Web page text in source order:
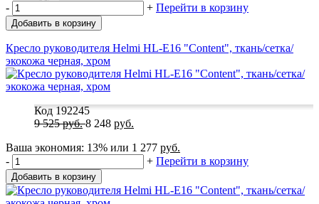
-
+ Перейти в корзину
Добавить в корзину
Кресло руководителя Helmi HL-E16 "Content", ткань/сетка/
экокожа черная, хром
Код 192245
9 525руб. 8 248 руб.
Ваша экономия: 13% или 1 277 руб.
-
+ Перейти в корзину
Добавить в корзину